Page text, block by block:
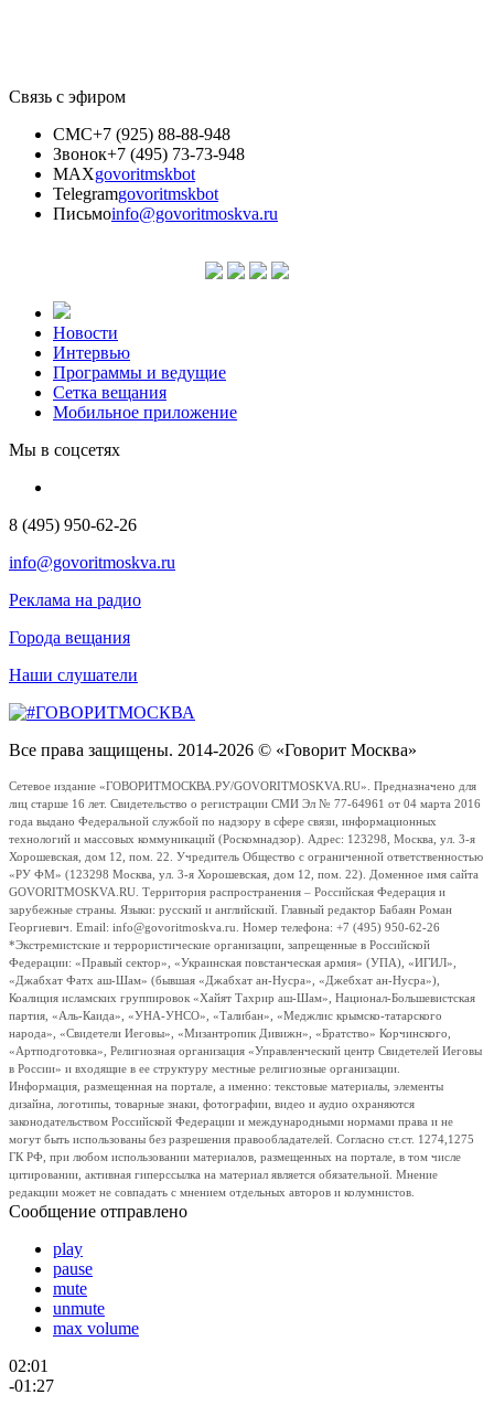
Связь с эфиром
СМС+7 (925) 88-88-948
Звонок+7 (495) 73-73-948
MAXgovoritmskbot
Telegramgovoritmskbot
Письмоinfo@govoritmoskva.ru
Новости
Интервью
Программы и ведущие
Сетка вещания
Мобильное приложение
Мы в соцсетях
8 (495) 950-62-26
info@govoritmoskva.ru
Реклама на радио
Города вещания
Наши слушатели
Все права защищены. 2014-2026 © «Говорит Москва»
Сетевое издание «ГОВОРИТМОСКВА.РУ/GOVORITMOSKVA.RU». Предназначено для
лиц старше 16 лет. Свидетельство о регистрации СМИ Эл № 77-64961 от 04 марта 2016
года выдано Федеральной службой по надзору в сфере связи, информационных
технологий и массовых коммуникаций (Роскомнадзор). Адрес: 123298, Москва, ул. 3-я
Хорошевская, дом 12, пом. 22. Учредитель Общество с ограниченной ответственностью
«РУ ФМ» (123298 Москва, ул. 3-я Хорошевская, дом 12, пом. 22). Доменное имя сайта
GOVORITMOSKVA.RU. Территория распространения – Российская Федерация и
зарубежные страны. Языки: русский и английский. Главный редактор Бабаян Роман
Георгиевич. Email: info@govoritmoskva.ru. Номер телефона: +7 (495) 950-62-26
*Экстремистские и террористические организации, запрещенные в Российской
Федерации: «Правый сектор», «Украинская повстанческая армия» (УПА), «ИГИЛ»,
«Джабхат Фатх аш-Шам» (бывшая «Джабхат ан-Нусра», «Джебхат ан-Нусра»),
Коалиция исламских группировок «Хайят Тахрир аш-Шам», Национал-Большевистская
партия, «Аль-Каида», «УНА-УНСО», «Талибан», «Меджлис крымско-татарского
народа», «Свидетели Иеговы», «Мизантропик Дивижн», «Братство» Корчинского,
«Артподготовка», Религиозная организация «Управленческий центр Свидетелей Иеговы
в России» и входящие в ее структуру местные религиозные организации.
Информация, размещенная на портале, а именно: текстовые материалы, элементы
дизайна, логотипы, товарные знаки, фотографии, видео и аудио охраняются
законодательством Российской Федерации и международными нормами права и не
могут быть использованы без разрешения правообладателей. Согласно ст.ст. 1274,1275
ГК РФ, при любом использовании материалов, размещенных на портале, в том числе
цитировании, активная гиперссылка на материал является обязательной. Мнение
редакции может не совпадать с мнением отдельных авторов и колумнистов.
Сообщение отправлено
play
pause
mute
unmute
max volume
02:01
-01:27